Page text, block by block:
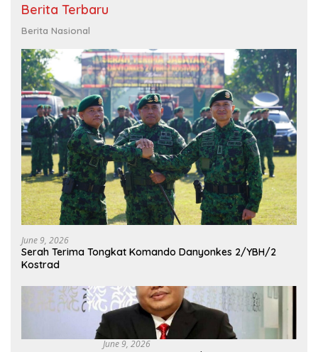
Berita Terbaru
Berita Nasional
June 9, 2026
Serah Terima Tongkat Komando Danyonkes 2/YBH/2
Kostrad
June 9, 2026